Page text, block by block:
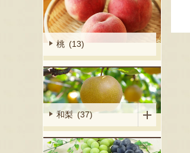
桃 (13)
和梨 (37)